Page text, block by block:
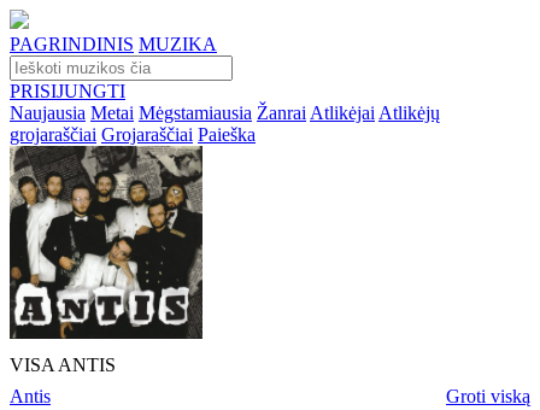
PAGRINDINIS MUZIKA
PRISIJUNGTI
Naujausia Metai Mėgstamiausia Žanrai Atlikėjai Atlikėjų
grojaraščiai Grojaraščiai Paieška
VISA ANTIS
Antis
Groti viską